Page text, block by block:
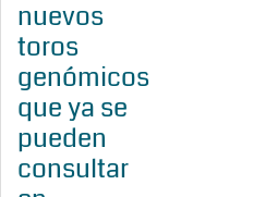
nuevos
toros
genómicos
que ya se
pueden
consultar